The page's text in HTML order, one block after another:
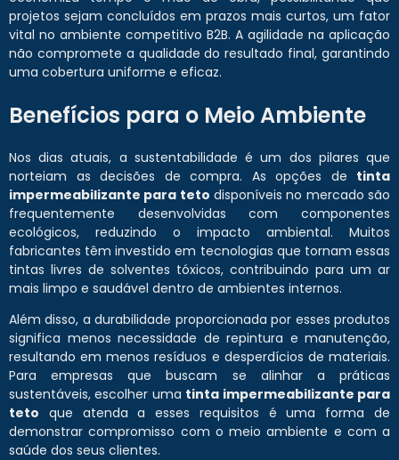
projetos sejam concluídos em prazos mais curtos, um fator
vital no ambiente competitivo B2B. A agilidade na aplicação
não compromete a qualidade do resultado final, garantindo
uma cobertura uniforme e eficaz.
Benefícios para o Meio Ambiente
Nos dias atuais, a sustentabilidade é um dos pilares que
norteiam as decisões de compra. As opções de tinta
impermeabilizante para teto disponíveis no mercado são
frequentemente desenvolvidas com componentes
ecológicos, reduzindo o impacto ambiental. Muitos
fabricantes têm investido em tecnologias que tornam essas
tintas livres de solventes tóxicos, contribuindo para um ar
mais limpo e saudável dentro de ambientes internos.
Além disso, a durabilidade proporcionada por esses produtos
significa menos necessidade de repintura e manutenção,
resultando em menos resíduos e desperdícios de materiais.
Para empresas que buscam se alinhar a práticas
sustentáveis, escolher uma tinta impermeabilizante para
teto que atenda a esses requisitos é uma forma de
demonstrar compromisso com o meio ambiente e com a
saúde dos seus clientes.